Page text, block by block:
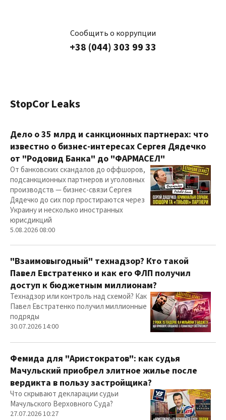
Сообщить о коррупции
+38 (044) 303 99 33
StopCor Leaks
Дело о 35 млрд и санкционных партнерах: что
известно о бизнес-интересах Сергея Дядечко
от "Родовид Банка" до "ФАРМАСЕЛ"
От банковских скандалов до оффшоров,
подсанкционных партнеров и уголовных
производств — бизнес-связи Сергея
Дядечко до сих пор простираются через
Украину и несколько иностранных
юрисдикций
5.08.2026 08:00
"Взаимовыгодный" технадзор? Кто такой
Павел Евстратенко и как его ФЛП получил
доступ к бюджетным миллионам?
Технадзор или контроль над схемой? Как
Павел Евстратенко получил миллионные
подряды
30.07.2026 14:00
Фемида для "Аристократов": как судья
Мачульский приобрел элитное жилье после
вердикта в пользу застройщика?
Что скрывают декларации судьи
Мачульского Верховного Суда?
27.07.2026 10:27